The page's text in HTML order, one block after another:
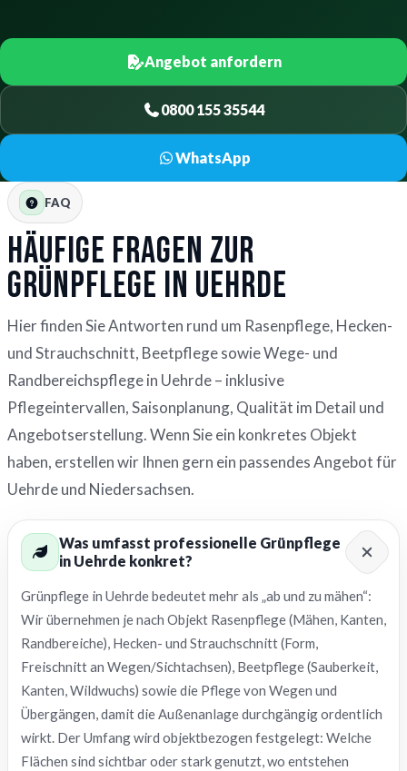
Angebot anfordern
0800 155 35544
WhatsApp
FAQ
Häufige Fragen zur
Grünpflege in Uehrde
Hier finden Sie Antworten rund um Rasenpflege, Hecken-
und Strauchschnitt, Beetpflege sowie Wege- und
Randbereichspflege in Uehrde – inklusive
Pflegeintervallen, Saisonplanung, Qualität im Detail und
Angebotserstellung. Wenn Sie ein konkretes Objekt
haben, erstellen wir Ihnen gern ein passendes Angebot für
Uehrde und Niedersachsen.
Was umfasst professionelle Grünpflege
in Uehrde konkret?
Grünpflege in Uehrde bedeutet mehr als „ab und zu mähen“:
Wir übernehmen je nach Objekt Rasenpflege (Mähen, Kanten,
Randbereiche), Hecken- und Strauchschnitt (Form,
Freischnitt an Wegen/Sichtachsen), Beetpflege (Sauberkeit,
Kanten, Wildwuchs) sowie die Pflege von Wegen und
Übergängen, damit die Außenanlage durchgängig ordentlich
wirkt. Der Umfang wird objektbezogen festgelegt: Welche
Flächen sind sichtbar oder stark genutzt, wo entstehen